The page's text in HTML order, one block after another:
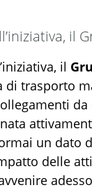
il
il
di trasporto
un dato
delle